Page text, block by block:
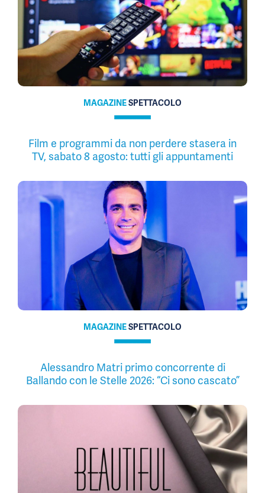
MAGAZINESPETTACOLO
Film e programmi da non perdere stasera in
TV, sabato 8 agosto: tutti gli appuntamenti
MAGAZINESPETTACOLO
Alessandro Matri primo concorrente di
Ballando con le Stelle 2026: “Ci sono cascato”